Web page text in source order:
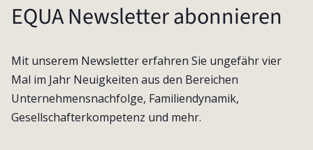
EQUA Newsletter abonnieren
Mit unserem Newsletter erfahren Sie ungefähr vier
Mal im Jahr Neuigkeiten aus den Bereichen
Unternehmensnachfolge, Familiendynamik,
Gesellschafterkompetenz und mehr.